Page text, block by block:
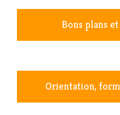
Bons plans
Orientation,